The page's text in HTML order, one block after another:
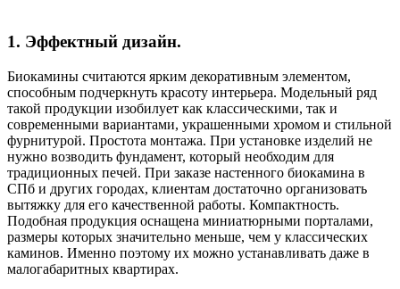
1. Эффектный дизайн.
Биокамины считаются ярким декоративным элементом,
способным подчеркнуть красоту интерьера. Модельный ряд
такой продукции изобилует как классическими, так и
современными вариантами, украшенными хромом и стильной
фурнитурой. Простота монтажа. При установке изделий не
нужно возводить фундамент, который необходим для
традиционных печей. При заказе настенного биокамина в
СПб и других городах, клиентам достаточно организовать
вытяжку для его качественной работы. Компактность.
Подобная продукция оснащена миниатюрными порталами,
размеры которых значительно меньше, чем у классических
каминов. Именно поэтому их можно устанавливать даже в
малогабаритных квартирах.